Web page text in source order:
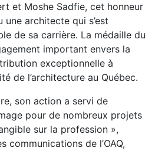
et Moshe Sadfie, cet honneur
une architecte qui s’est
de sa carrière. La médaille du
important envers la
exceptionnelle à
de l’architecture au Québec.
son action a servi de
pour de nombreux projets
sur la profession »,
communications de l’OAQ,